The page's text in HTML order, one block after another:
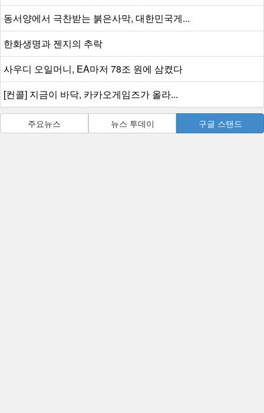
동서양에서 극찬받는 붉은사막, 대한민국게...
한화생명과 젠지의 추락
사우디 오일머니, EA마저 78조 원에 삼켰다
[컨콜] 지금이 바닥, 카카오게임즈가 올라...
주요뉴스 뉴스 투데이 구글 스탠드